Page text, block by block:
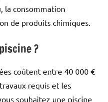
la consommation
de produits chimiques.
?
coûtent entre 40 000 €
requis et les
souhaitez une piscine